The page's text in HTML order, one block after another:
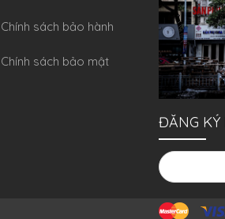
Chính sách bảo hành
Chính sách bảo mật
ĐĂNG